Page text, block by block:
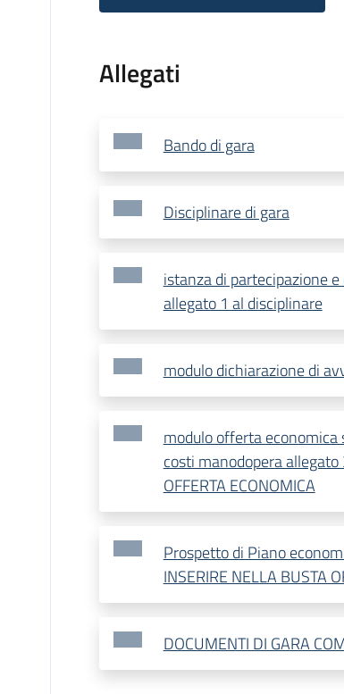
Allegati
Bando di gara
Disciplinare di gara
istanza di partecipazione
allegato 1 al disciplinare
modulo dichiarazione di
modulo offerta economica
costi manodopera allegato
OFFERTA ECONOMICA
Prospetto di Piano
INSERIRE NELLA BUSTA
DOCUMENTI DI GARA